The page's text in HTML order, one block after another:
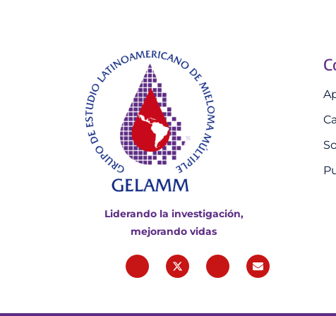
Liderando la investigación,
mejorando vidas